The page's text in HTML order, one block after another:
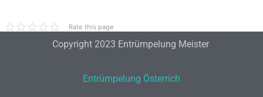
Rate this page
Copyright 2023 Entrümpelung Meister
Entrümpelung Österrich